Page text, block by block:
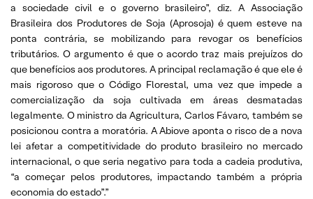
a sociedade civil e o governo brasileiro”, diz. A Associação
Brasileira dos Produtores de Soja (Aprosoja) é quem esteve na
ponta contrária, se mobilizando para revogar os benefícios
tributários. O argumento é que o acordo traz mais prejuízos do
que benefícios aos produtores. A principal reclamação é que ele é
mais rigoroso que o Código Florestal, uma vez que impede a
comercialização da soja cultivada em áreas desmatadas
legalmente. O ministro da Agricultura, Carlos Fávaro, também se
posicionou contra a moratória. A Abiove aponta o risco de a nova
lei afetar a competitividade do produto brasileiro no mercado
internacional, o que seria negativo para toda a cadeia produtiva,
“a começar pelos produtores, impactando também a própria
economia do estado”.”